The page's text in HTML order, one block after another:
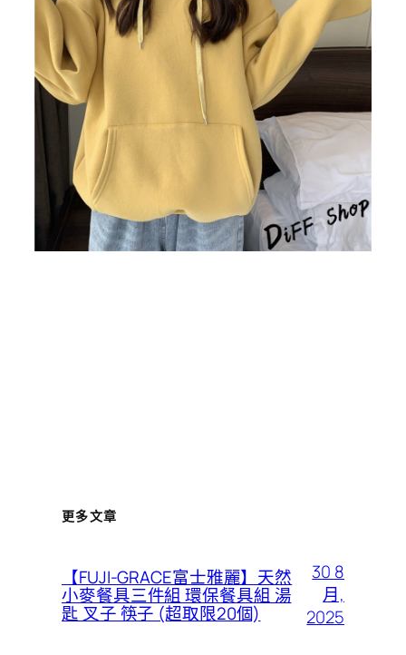
更多文章
【FUJI-GRACE富士雅麗】天然
小麥餐具三件組 環保餐具組 湯
匙 叉子 筷子 (超取限20個)
30 8
月,
2025